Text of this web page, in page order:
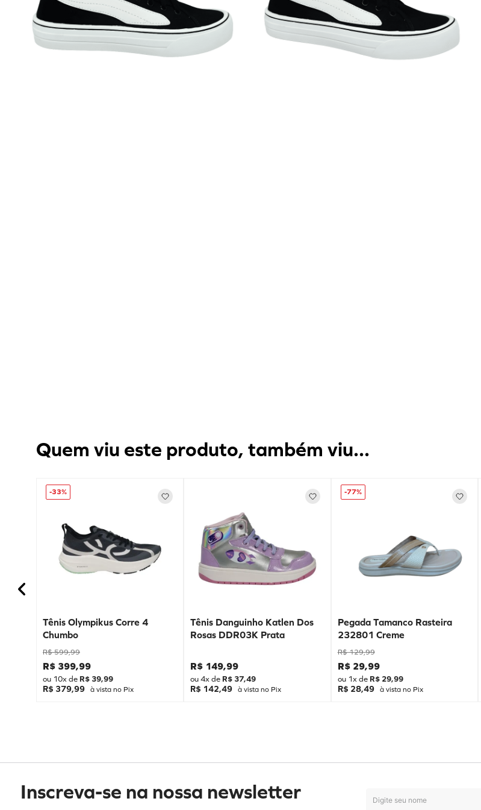
Quem viu este produto, também viu...
-33%
Tênis Olympikus Corre 4
Chumbo
R$ 599,99
R$ 399,99
ou 10x de R$ 39,99
R$ 379,99 à vista no Pix
Tênis Danguinho Katlen Dos
Rosas DDR03K Prata
R$ 149,99
ou4x de R$ 37,49
R$ 142,49 à vista no Pix
-77%
Pegada Tamanco Rasteira
232801 Creme
R$ 129,99
R$ 29,99
ou 1x de R$ 29,99
R$ 28,49 à vista no Pix
Inscreva-se na nossa newsletter